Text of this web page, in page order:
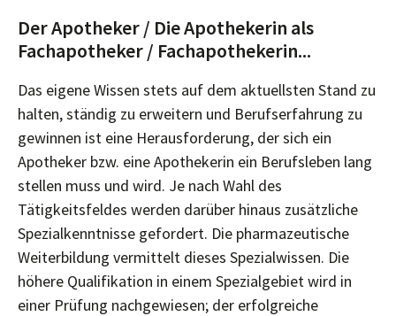
Der Apotheker / Die Apothekerin als
Fachapotheker / Fachapothekerin...
Das eigene Wissen stets auf dem aktuellsten Stand zu
halten, ständig zu erweitern und Berufserfahrung zu
gewinnen ist eine Herausforderung, der sich ein
Apotheker bzw. eine Apothekerin ein Berufsleben lang
stellen muss und wird. Je nach Wahl des
Tätigkeitsfeldes werden darüber hinaus zusätzliche
Spezialkenntnisse gefordert. Die pharmazeutische
Weiterbildung vermittelt dieses Spezialwissen. Die
höhere Qualifikation in einem Spezialgebiet wird in
einer Prüfung nachgewiesen; der erfolgreiche